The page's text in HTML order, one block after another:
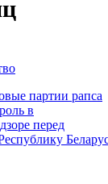
партии рапса
в
перед